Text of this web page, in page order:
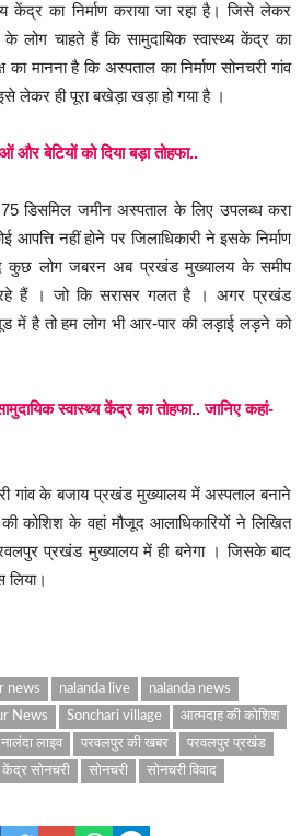
केंद्र का निर्माण कराया जा रहा है। जिसे लेकर
के लोग चाहते हैं कि सामुदायिक स्वास्थ्य केंद्र का
का मानना है कि अस्पताल का निर्माण सोनचरी गांव
लेकर ही पूरा बखेड़ा खड़ा हो गया है ।
और बेटियों को दिया बड़ा तोहफा..
डिसमिल जमीन अस्पताल के लिए उपलब्ध करा
आपत्ति नहीं होने पर जिलाधिकारी ने इसके निर्माण
कुछ लोग जबरन अब प्रखंड मुख्यालय के समीप
हैं । जो कि सरासर गलत है । अगर प्रखंड
है तो हम लोग भी आर-पार की लड़ाई लड़ने को
स्वास्थ्य केंद्र का तोहफा.. जानिए कहां-
गांव के बजाय प्रखंड मुख्यालय में अस्पताल बनाने
कोशिश के वहां मौजूद आलाधिकारियों ने लिखित
प्रखंड मुख्यालय में ही बनेगा । जिसके बाद
लिया।
news nalanda live
nalanda news
News Sonchari village
आत्मदाह की कोशिश
नालंदा लाइव परवलपुर की खबर
परवलपुर प्रखंड
केंद्र सोनचरी सोनचरी सोनचरी विवाद